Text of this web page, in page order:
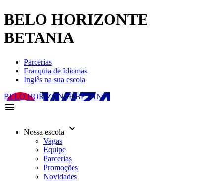
BELO HORIZONTE
BETANIA
Parcerias
Franquia de Idiomas
Inglês na sua escola
BELO HORIZONTE BETANIA
menu
Nossa escola keyboard_arrow_down
Vagas
Equipe
Parcerias
Promoções
Novidades